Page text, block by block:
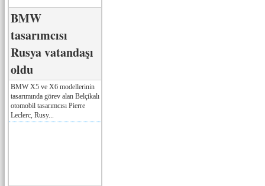
BMW
tasarımcısı
Rusya vatandaşı
oldu
BMW X5 ve X6 modellerinin
tasarımında görev alan Belçikalı
otomobil tasarımcısı Pierre
Leclerc, Rusy...